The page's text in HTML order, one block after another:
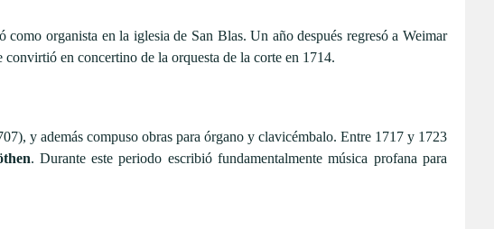
organista en la iglesia de San Blas. Un año después regresó a Weimar
en concertino de la orquesta de la corte en 1714.
y además compuso obras para órgano y clavicémbalo. Entre 1717 y 1723
. Durante este periodo escribió fundamentalmente música profana para